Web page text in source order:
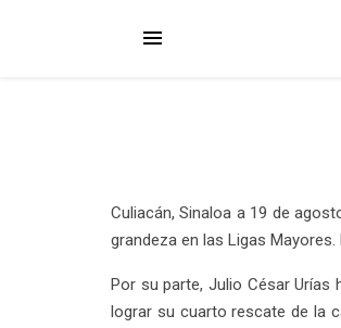
Culiacán, Sinaloa a 19 de
grandeza en las Ligas
Por su parte, Julio César
lograr su cuarto rescate de la